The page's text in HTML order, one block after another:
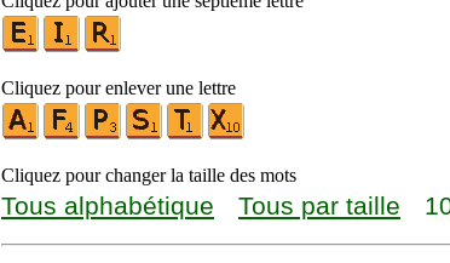
Cliquez pour enlever une lettre
Cliquez pour changer la taille des mots
Tous alphabétique Tous par taille